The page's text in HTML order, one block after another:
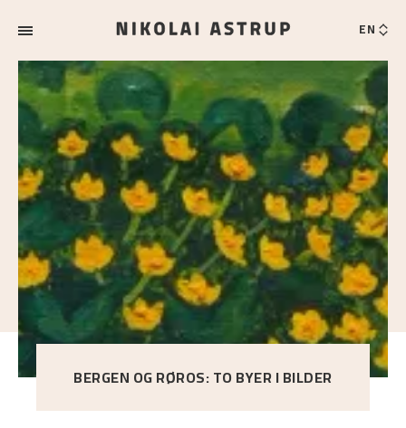
EN
BERGEN OG RØROS: TO BYER I BILDER